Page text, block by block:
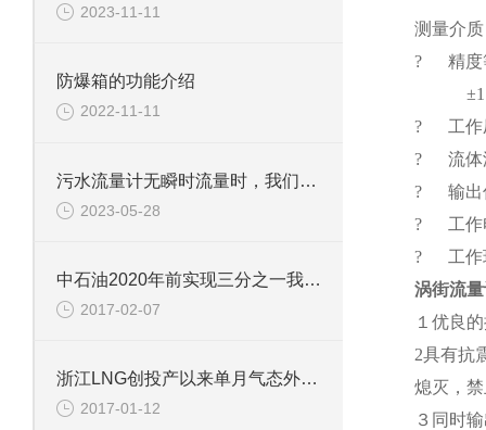
2023-11-11
防爆箱的功能介绍
2022-11-11
污水流量计无瞬时流量时，我们如何排查故障
2023-05-28
中石油2020年前实现三分之一我国页岩气目标
2017-02-07
浙江LNG创投产以来单月气态外输新高
2017-01-12
测量介
? 精度
±1.5%
? 工作
? 流体
? 输出
? 工作
? 工作
涡街流
１优良
2具有抗
熄灭，
３同时